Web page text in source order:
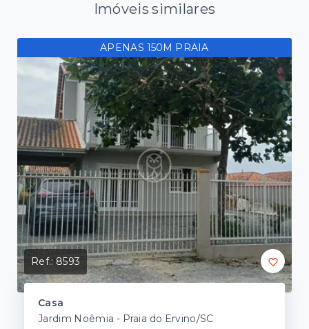
Imóveis similares
APENAS 150M PRAIA
Ref.: 8593
Casa
Jardim Noêmia - Praia do Ervino/SC